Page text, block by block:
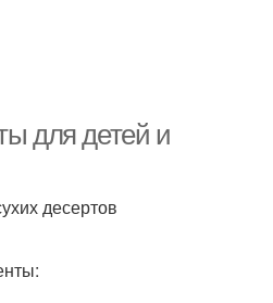
для детей и
десертов